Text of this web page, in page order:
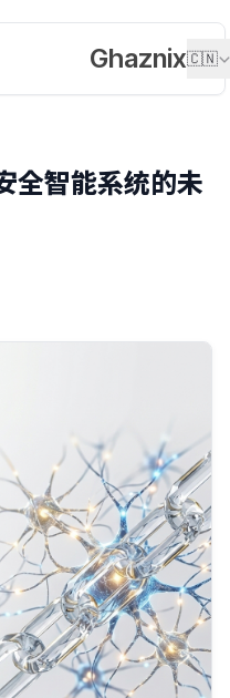
Ghaznix🇨🇳
全智能系统的未